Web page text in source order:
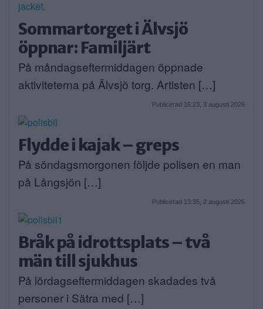
Sommartorget i Älvsjö
öppnar: Familjärt
På måndagseftermiddagen öppnade
aktiviteterna på Älvsjö torg. Artisten […]
Publicerad 16:23, 3 augusti 2026
Flydde i kajak – greps
På söndagsmorgonen följde polisen en man
på Långsjön […]
Publicerad 13:35, 2 augusti 2026
Bråk på idrottsplats – två
män till sjukhus
På lördagseftermiddagen skadades två
personer i Sätra med […]